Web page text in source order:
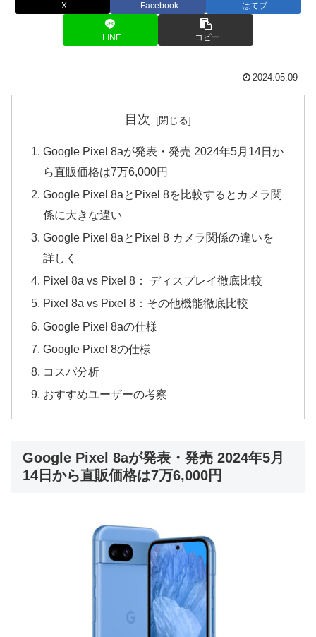
X Facebook はてブ
LINE コピー
2024.05.09
目次
Google Pixel 8aが発表・発売 2024年5月14日か
ら直販価格は7万6,000円
Google Pixel 8aとPixel 8を比較するとカメラ関
係に大きな違い
Google Pixel 8aとPixel 8 カメラ関係の違いを
詳しく
Pixel 8a vs Pixel 8： ディスプレイ徹底比較
Pixel 8a vs Pixel 8：その他機能徹底比較
Google Pixel 8aの仕様
Google Pixel 8の仕様
コスパ分析
おすすめユーザーの考察
Google Pixel 8aが発表・発売 2024年5月
14日から直販価格は7万6,000円